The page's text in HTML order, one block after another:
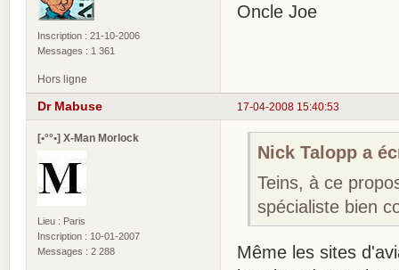
Inscription : 21-10-2006
Messages : 1 361
Oncle Joe
Hors ligne
17-04-2008 15:40:53
Dr Mabuse
[•°°•] X-Man Morlock
Lieu : Paris
Inscription : 10-01-2007
Messages : 2 288
Nick Talopp a
Teins, à ce
spécialiste bien
Même les sites